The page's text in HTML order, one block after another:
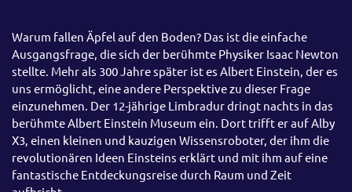
Warum fallen Äpfel auf den Boden? Das ist die einfache
Ausgangsfrage, die sich der berühmte Physiker Isaac Newton
stellte. Mehr als 300 Jahre später ist es Albert Einstein, der es
uns ermöglicht, eine andere Perspektive zu dieser Frage
einzunehmen. Der 12-jährige Limbradur dringt nachts in das
berühmte Albert Einstein Museum ein. Dort trifft er auf Alby
X3, einen kleinen und kauzigen Wissensroboter, der ihm die
revolutionären Ideen Einsteins erklärt und mit ihm auf eine
fantastische Entdeckungsreise durch Raum und Zeit